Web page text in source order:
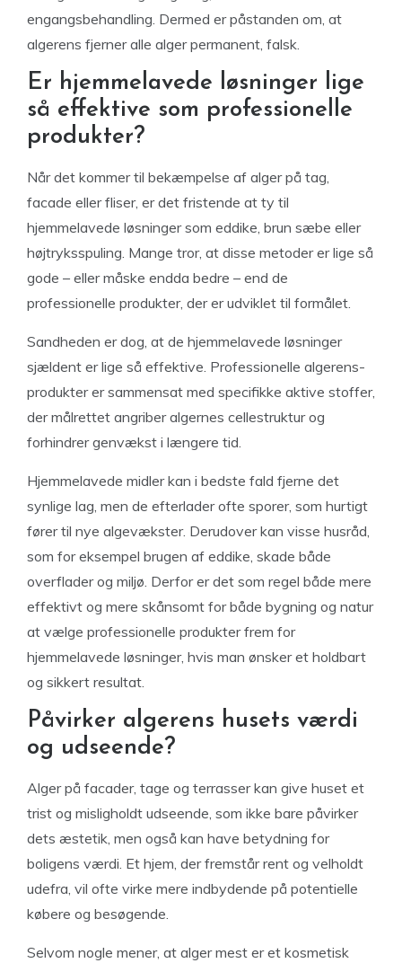
engangsbehandling. Dermed er påstanden om, at
algerens fjerner alle alger permanent, falsk.
Er hjemmelavede løsninger lige
så effektive som professionelle
produkter?
Når det kommer til bekæmpelse af alger på tag,
facade eller fliser, er det fristende at ty til
hjemmelavede løsninger som eddike, brun sæbe eller
højtryksspuling. Mange tror, at disse metoder er lige så
gode – eller måske endda bedre – end de
professionelle produkter, der er udviklet til formålet.
Sandheden er dog, at de hjemmelavede løsninger
sjældent er lige så effektive. Professionelle algerens-
produkter er sammensat med specifikke aktive stoffer,
der målrettet angriber algernes cellestruktur og
forhindrer genvækst i længere tid.
Hjemmelavede midler kan i bedste fald fjerne det
synlige lag, men de efterlader ofte sporer, som hurtigt
fører til nye algevækster. Derudover kan visse husråd,
som for eksempel brugen af eddike, skade både
overflader og miljø. Derfor er det som regel både mere
effektivt og mere skånsomt for både bygning og natur
at vælge professionelle produkter frem for
hjemmelavede løsninger, hvis man ønsker et holdbart
og sikkert resultat.
Påvirker algerens husets værdi
og udseende?
Alger på facader, tage og terrasser kan give huset et
trist og misligholdt udseende, som ikke bare påvirker
dets æstetik, men også kan have betydning for
boligens værdi. Et hjem, der fremstår rent og velholdt
udefra, vil ofte virke mere indbydende på potentielle
købere og besøgende.
Selvom nogle mener, at alger mest er et kosmetisk